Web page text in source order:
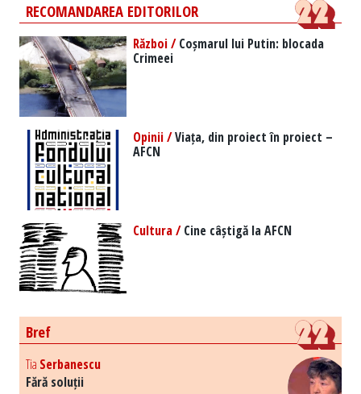
RECOMANDAREA EDITORILOR
Război /Coșmarul lui Putin: blocada
Crimeei
Opinii /Viața, din proiect în proiect –
AFCN
Cultura /Cine câștigă la AFCN
Bref
Tia Serbanescu
Fără soluții